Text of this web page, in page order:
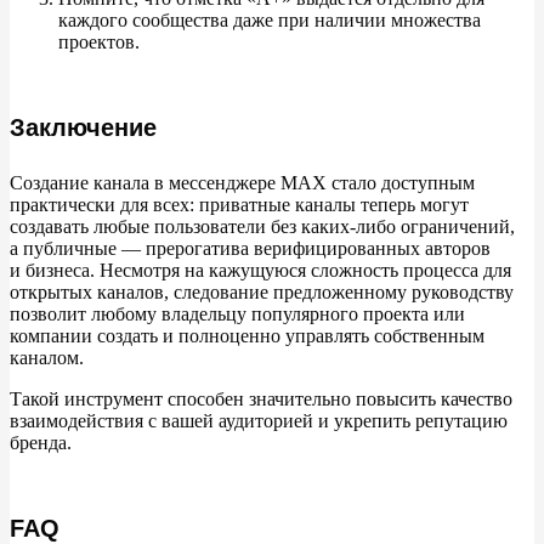
каждого сообщества даже при наличии множества
проектов.
Заключение
Создание канала в мессенджере MAX стало доступным
практически для всех: приватные каналы теперь могут
создавать любые пользователи без каких-либо ограничений,
а публичные — прерогатива верифицированных авторов
и бизнеса. Несмотря на кажущуюся сложность процесса для
открытых каналов, следование предложенному руководству
позволит любому владельцу популярного проекта или
компании создать и полноценно управлять собственным
каналом.
Такой инструмент способен значительно повысить качество
взаимодействия с вашей аудиторией и укрепить репутацию
бренда.
FAQ